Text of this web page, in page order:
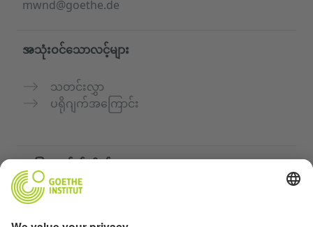
mwnd@goethe.de
အသုံးဝင်သောလင့်များ
သတင်းလွှာ
ပရိုဂျက်အကြောင်း